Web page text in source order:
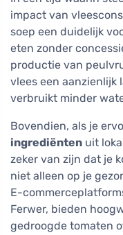
impact van
soep een duidelijk
eten zonder
productie van
vlees een aanzienlijk
verbruikt minder
Bovendien, als je
ingrediënten uit
zeker van zijn dat je
niet alleen op je
E-
Ferwer, bieden
gedroogde tomaten